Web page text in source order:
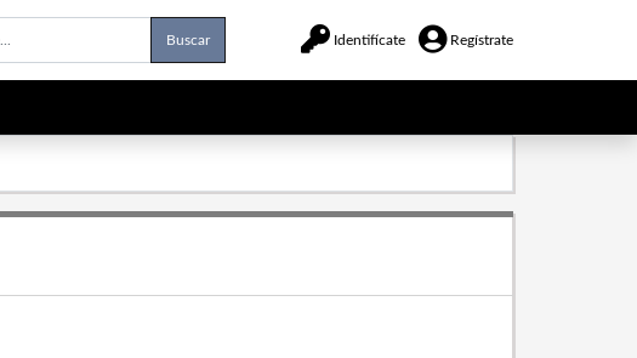
Buscar Identifícate Regístrate